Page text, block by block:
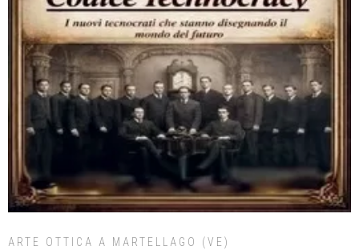
ARTE OTTICA A MARTELLAGO (VE)